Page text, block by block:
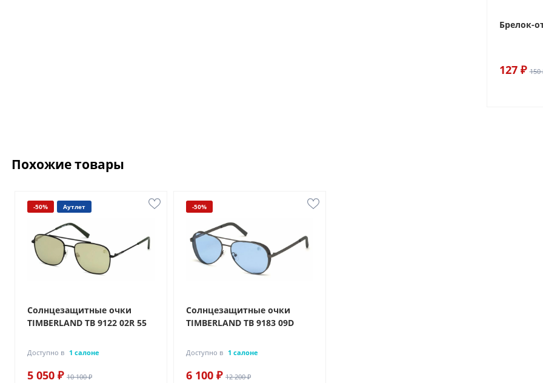
Брелок-
127 ₽ 150
Похожие товары
-50% Аутлет
Солнцезащитные очки
TIMBERLAND TB 9122 02R 55
Доступно в 1 салоне
5 050 ₽ 10 100 ₽
-50%
Солнцезащитные очки
TIMBERLAND TB 9183 09D
Доступно в 1 салоне
6 100 ₽ 12 200 ₽